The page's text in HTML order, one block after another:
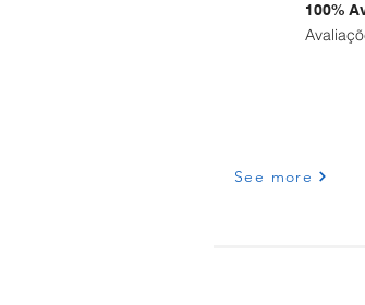
100%
See more